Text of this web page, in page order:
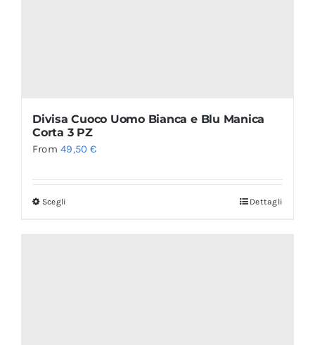
Divisa Cuoco Uomo Bianca e Blu Manica
Corta 3 PZ
From49,50€
Scegli Dettagli